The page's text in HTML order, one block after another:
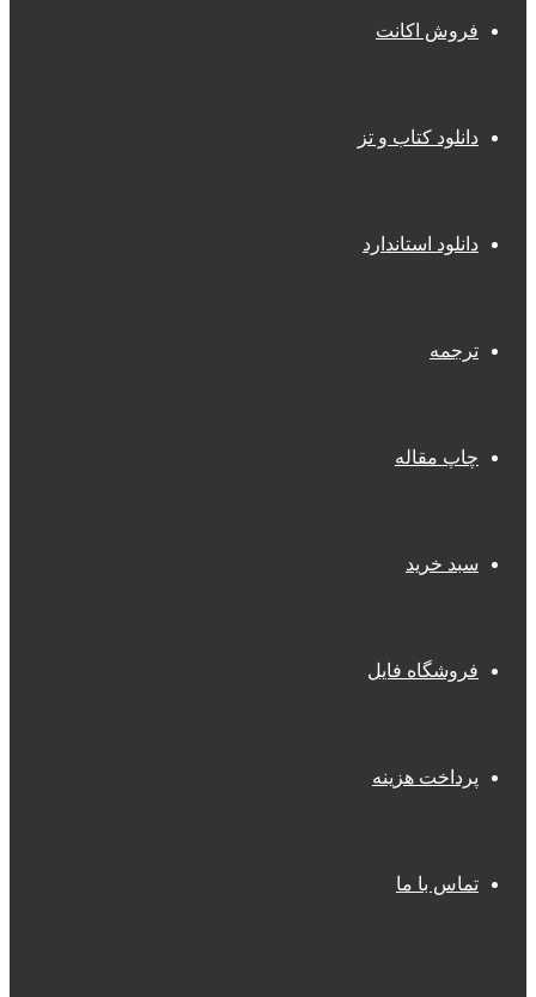
فروش اکانت
دانلود کتاب و تز
دانلود استاندارد
ترجمه
چاپ مقاله
سبد خرید
فروشگاه فایل
پرداخت هزینه
تماس با ما